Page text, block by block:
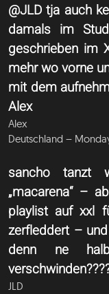
@JLD tja auch
damals im
geschrieben im
mehr wo vorne
mit dem
Alex
Alex
Deutschland –
sancho tanzt
„macarena“ –
playlist auf xxl
zerfleddert –
denn ne
JLD